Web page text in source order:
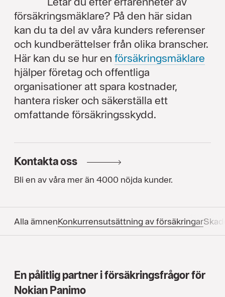
försäkringsmäklare? På den här sidan
kan du ta del av våra kunders referenser
och kundberättelser från olika branscher.
Här kan du se hur en försäkringsmäklare
hjälper företag och offentliga
organisationer att spara kostnader,
hantera risker och säkerställa ett
omfattande försäkringsskydd.
Kontakta oss
Bli en av våra mer än 4000 nöjda kunder.
Alla ämnenKonkurrens­utsättning av försäkringar
En pålitlig partner i försäkringsfrågor för
Nokian Panimo